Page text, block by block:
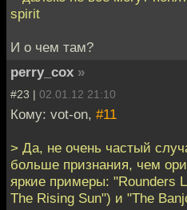
spirit
И о чем там?
perry_cox »
#23 | 02.01.12 21:10
Кому: vot-on, #11
> Да, не очень частый
больше признания, чем
яркие примеры: "Rounders
The Rising Sun") и "The